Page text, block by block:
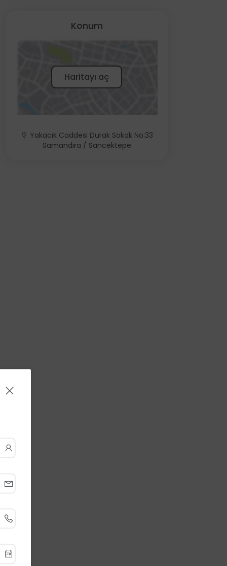
Konum
Haritayı aç
Yakacık Caddesi Durak Sokak No:33
Samandıra / Sancektepe